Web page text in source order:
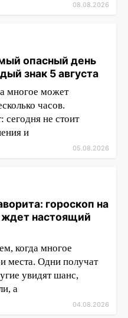
08.08.2026
опасный день
знак 5 августа
многое может
часов.
не стоит
и
05.08.2026
гороскоп на
ждет настоящий
когда многое
места. Одни получат
увидят шанс,
а
04.08.2026